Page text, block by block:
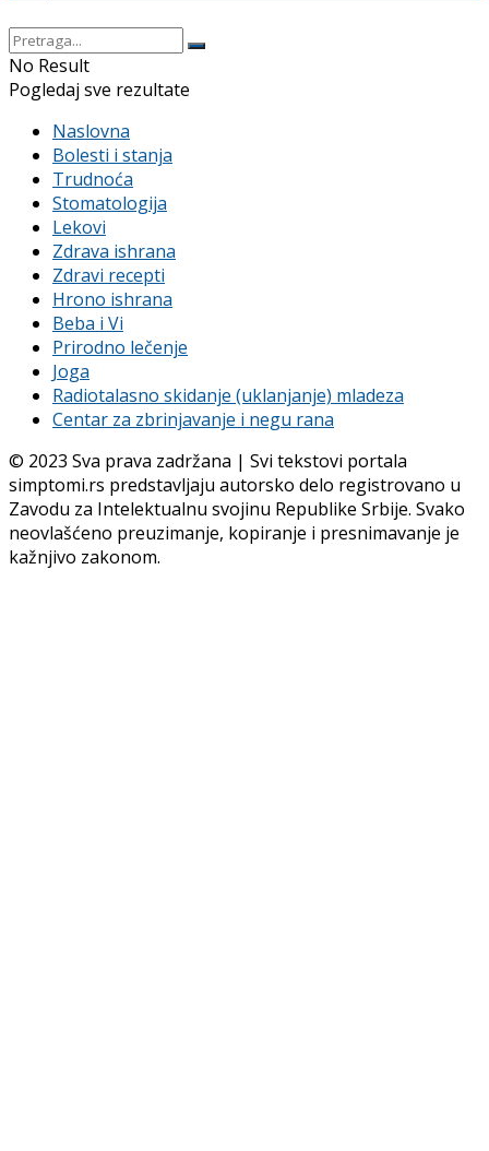
No Result
Pogledaj sve rezultate
Naslovna
Bolesti i stanja
Trudnoća
Stomatologija
Lekovi
Zdrava ishrana
Zdravi recepti
Hrono ishrana
Beba i Vi
Prirodno lečenje
Joga
Radiotalasno skidanje (uklanjanje) mladeza
Centar za zbrinjavanje i negu rana
© 2023 Sva prava zadržana | Svi tekstovi portala
simptomi.rs predstavljaju autorsko delo registrovano u
Zavodu za Intelektualnu svojinu Republike Srbije. Svako
neovlašćeno preuzimanje, kopiranje i presnimavanje je
kažnjivo zakonom.